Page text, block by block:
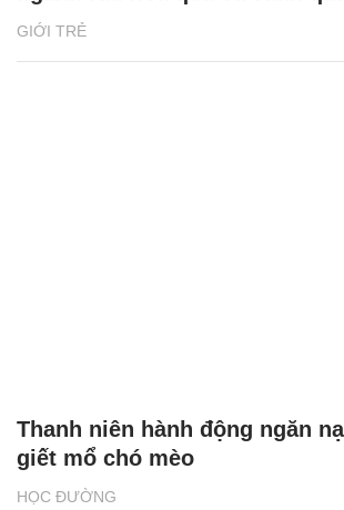
GIỚI TRẺ
HỌC ĐƯỜNG
Thanh niên hành động ngăn
giết mổ chó mèo